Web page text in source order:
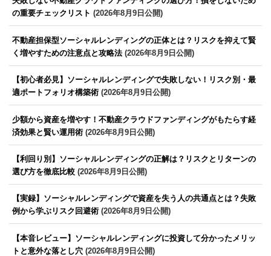
の重要チェックリスト (2026年8月9日公開)
不動産担保型ソーシャルレンディングの正体とは？リスクを抑えて賢
く増やすための注意点と攻略法(2026年8月9日公開)
【初心者必見】ソーシャルレンディングで失敗しない！リスク別・最
適ポートフォリオ構築術 (2026年8月9日公開)
少額から資産を増やす！不動産クラウドファンディングがもたらす経
済効果と賢い運用術 (2026年8月9日公開)
【利回り別】ソーシャルレンディングの正解は？リスクとリターンの
選び方を徹底比較 (2026年8月9日公開)
【実録】ソーシャルレンディングで資産を失う人の共通点とは？失敗
例から学ぶリスク回避術 (2026年8月9日公開)
【本音レビュー】ソーシャルレンディングに投資して分かったメリッ
トと意外な落とし穴 (2026年8月9日公開)